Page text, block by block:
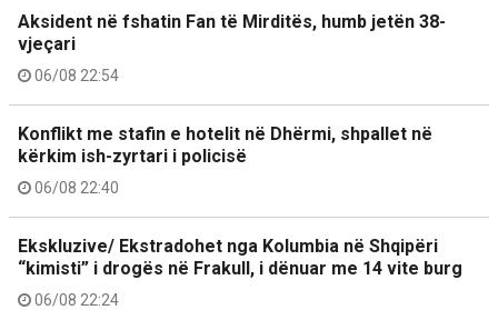
Aksident në fshatin Fan të Mirditës, humb jetën 38-
vjeçari
06/08 22:54
Konflikt me stafin e hotelit në Dhërmi, shpallet në
kërkim ish-zyrtari i policisë
06/08 22:40
Ekskluzive/ Ekstradohet nga Kolumbia në Shqipëri
“kimisti” i drogës në Frakull, i dënuar me 14 vite burg
06/08 22:24